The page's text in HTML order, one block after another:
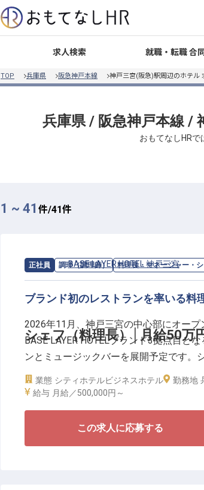
求人検索 就職・転職 合
TOP 兵庫県 阪急神戸本線 神戸三宮(阪急)駅周辺のホテル
兵庫県 / 阪急神戸本線 /
おもてなしHR
1 ~ 41 件/41件
正社員 調理（調理師） 料理長・マネージャー・
シェフ（料理長）│月給50万
求人情報：BASE LAYER HOTEL 神戸三宮 の 料
ブランド初のレストランを率いる料
2026年11月、神戸三宮の中心部にオープ
BASE LAYER HOTELブランド3拠点目と
ンとミュージックバーを展開予定です。
ンの構築、食材・原価・衛生管理、スタ
体験そのものを形にしていく責任者ポジ
業態 シティホテルビジネスホテル 勤務地
給与 月給／500,000円～
この求人に応募する